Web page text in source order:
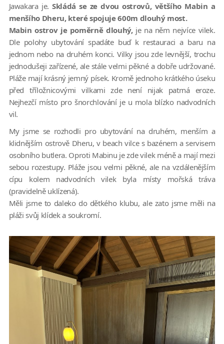
Jawakara je. Skládá se ze dvou ostrovů, většího Mabin a
menšího Dheru, které spojuje 600m dlouhý most.
Mabin ostrov je poměrně dlouhý, je na něm nejvíce vilek.
Dle polohy ubytování spadáte buď k restauraci a baru na
jednom nebo na druhém konci. Vilky jsou zde levnější, trochu
jednodušeji zařízené, ale stále velmi pěkné a dobře udržované.
Pláže mají krásný jemný písek. Kromě jednoho krátkého úseku
před tříložnicovými vilkami zde není nijak patrná eroze.
Nejhezčí místo pro šnorchlování je u mola blízko nadvodních
vil.
My jsme se rozhodli pro ubytování na druhém, menším a
klidnějším ostrově Dheru, v beach vilce s bazénem a servisem
osobního butlera. Oproti Mabinu je zde vilek méně a mají mezi
sebou rozestupy. Pláže jsou velmi pěkné, ale na vzdálenějším
cípu kolem nadvodních vilek byla místy mořská tráva
(pravidelně uklízená).
Měli jsme to daleko do dětkého klubu, ale zato jsme měli na
pláži svůj klídek a soukromí.